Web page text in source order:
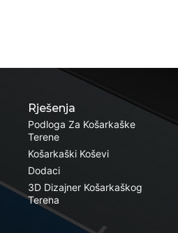
Rješenja
Podloga Za Košarkaške
Terene
Košarkaški Koševi
Dodaci
3D Dizajner Košarkaškog
Terena